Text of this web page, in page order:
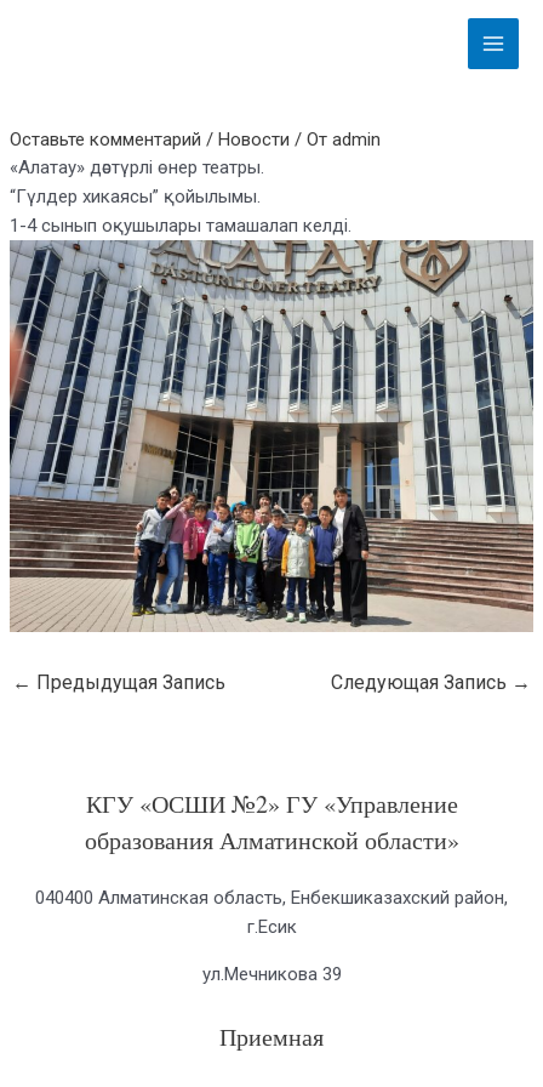
Main
Menu
Оставьте комментарий /Новости / Отadmin
«Алатау» дәстүрлі өнер театры.
“Гүлдер хикаясы” қойылымы.
1-4 сынып оқушылары тамашалап келді.
← Предыдущая Запись Следующая Запись →
КГУ «ОСШИ №2» ГУ «Управление
образования Алматинской области»
040400 Алматинская область, Енбекшиказахский район,
г.Есик
ул.Мечникова 39
Приемная